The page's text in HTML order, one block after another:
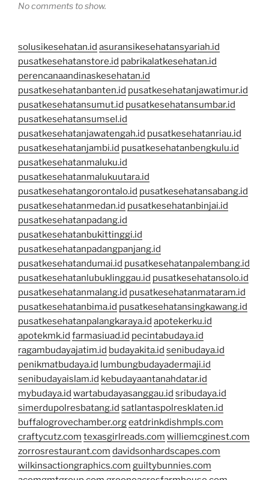
No comments to show.
solusikesehatan.id asuransikesehatansyariah.id
pusatkesehatanstore.id pabrikalatkesehatan.id
perencanaandinaskesehatan.id
pusatkesehatanbanten.id pusatkesehatanjawatimur.id
pusatkesehatansumut.id pusatkesehatansumbar.id
pusatkesehatansumsel.id
pusatkesehatanjawatengah.id pusatkesehatanriau.id
pusatkesehatanjambi.id pusatkesehatanbengkulu.id
pusatkesehatanmaluku.id
pusatkesehatanmalukuutara.id
pusatkesehatangorontalo.id pusatkesehatansabang.id
pusatkesehatanmedan.id pusatkesehatanbinjai.id
pusatkesehatanpadang.id
pusatkesehatanbukittinggi.id
pusatkesehatanpadangpanjang.id
pusatkesehatandumai.id pusatkesehatanpalembang.id
pusatkesehatanlubuklinggau.id pusatkesehatansolo.id
pusatkesehatanmalang.id pusatkesehatanmataram.id
pusatkesehatanbima.id pusatkesehatansingkawang.id
pusatkesehatanpalangkaraya.id apotekerku.id
apotekmk.id farmasiuad.id pecintabudaya.id
ragambudayajatim.id budayakita.id senibudaya.id
penikmatbudaya.id lumbungbudayadermaji.id
senibudayaislam.id kebudayaantanahdatar.id
mybudaya.id wartabudayasanggau.id sribudaya.id
simerdupolresbatang.id satlantaspolresklaten.id
buffalogrovechamber.orgeatdrinkdishmpls.com
craftycutz.com texasgirlreads.com williemcginest.com
zorrosrestaurant.com davidsonhardscapes.com
wilkinsactiongraphics.com guiltybunnies.com